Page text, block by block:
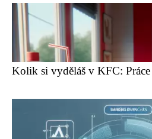
Kolik si vyděláš v KFC: Práce